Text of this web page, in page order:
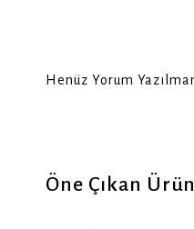
Henüz Yorum
Öne Çıkan